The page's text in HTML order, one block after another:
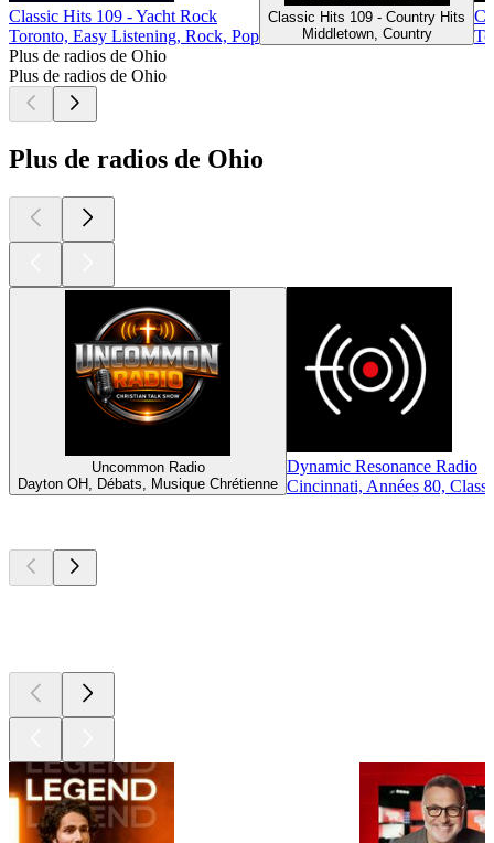
Classic Hits 109 - Yacht Rock
Toronto, Easy Listening, Rock, Pop
Classic Hits 109 - Country Hits
Middletown, Country
Plus de radios de Ohio
Plus de radios de Ohio
Plus de radios de Ohio
Uncommon Radio
Dayton OH, Débats, Musique Chrétienne
Dynamic Resonance Radio
Cincinnati, Années 80,